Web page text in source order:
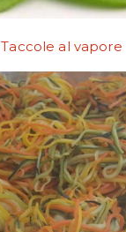
Taccole al vapore